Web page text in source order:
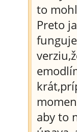
to
Preto
aby to